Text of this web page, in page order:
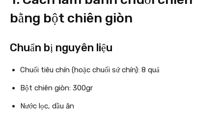
bằng bột chiên giòn
Chuẩn bị nguyên liệu
Chuối tiêu chín (hoặc chuối sứ chín): 8 quả
Bột chiên giòn: 300gr
Nước lọc, dầu ăn